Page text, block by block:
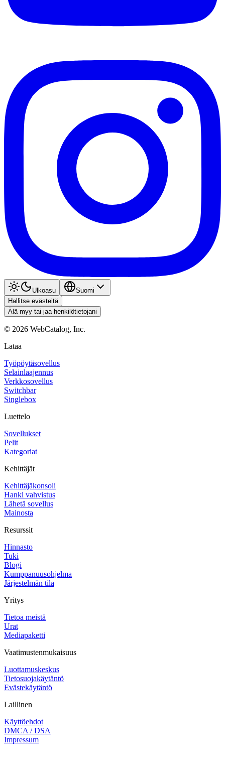
Ulkoasu
Suomi
Hallitse evästeitä
Älä myy tai jaa henkilötietojani
© 2026 WebCatalog, Inc.
Lataa
Työpöytäsovellus
Selainlaajennus
Verkkosovellus
Switchbar
Singlebox
Luettelo
Sovellukset
Pelit
Kategoriat
Kehittäjät
Kehittäjäkonsoli
Hanki vahvistus
Lähetä sovellus
Mainosta
Resurssit
Hinnasto
Tuki
Blogi
Kumppanuusohjelma
Järjestelmän tila
Yritys
Tietoa meistä
Urat
Mediapaketti
Vaatimustenmukaisuus
Luottamuskeskus
Tietosuojakäytäntö
Evästekäytäntö
Laillinen
Käyttöehdot
DMCA / DSA
Impressum